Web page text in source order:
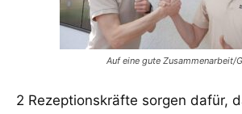
Auf eine gute Zusammenarbeit/
2 Rezeptionskräfte sorgen dafür,